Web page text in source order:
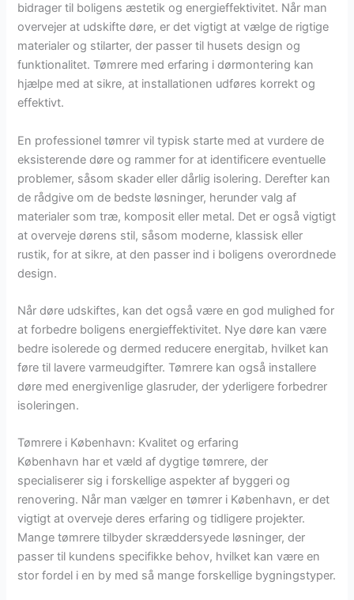
bidrager til boligens æstetik og energieffektivitet. Når man
overvejer at udskifte døre, er det vigtigt at vælge de rigtige
materialer og stilarter, der passer til husets design og
funktionalitet. Tømrere med erfaring i dørmontering kan
hjælpe med at sikre, at installationen udføres korrekt og
effektivt.
En professionel tømrer vil typisk starte med at vurdere de
eksisterende døre og rammer for at identificere eventuelle
problemer, såsom skader eller dårlig isolering. Derefter kan
de rådgive om de bedste løsninger, herunder valg af
materialer som træ, komposit eller metal. Det er også vigtigt
at overveje dørens stil, såsom moderne, klassisk eller
rustik, for at sikre, at den passer ind i boligens overordnede
design.
Når døre udskiftes, kan det også være en god mulighed for
at forbedre boligens energieffektivitet. Nye døre kan være
bedre isolerede og dermed reducere energitab, hvilket kan
føre til lavere varmeudgifter. Tømrere kan også installere
døre med energivenlige glasruder, der yderligere forbedrer
isoleringen.
Tømrere i København: Kvalitet og erfaring
København har et væld af dygtige tømrere, der
specialiserer sig i forskellige aspekter af byggeri og
renovering. Når man vælger en tømrer i København, er det
vigtigt at overveje deres erfaring og tidligere projekter.
Mange tømrere tilbyder skræddersyede løsninger, der
passer til kundens specifikke behov, hvilket kan være en
stor fordel i en by med så mange forskellige bygningstyper.